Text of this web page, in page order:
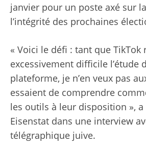
janvier pour un poste axé sur
l’intégrité des prochaines
« Voici le défi : tant que TikTok
excessivement difficile l’étude
plateforme, je n’en veux pas
essaient de comprendre
les outils à leur disposition », a
Eisenstat dans une interview
télégraphique juive.